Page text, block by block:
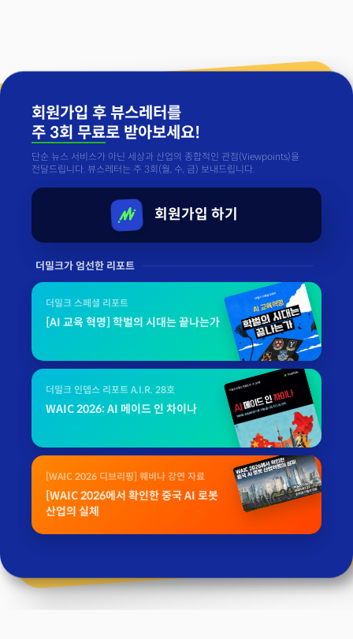
회원가입 후 뷰스레터를
주 3회 무료로 받아보세요!
단순 뉴스 서비스가 아닌 세상과 산업의 종합적인 관점(Viewpoints)을
전달드립니다. 뷰스레터는 주 3회(월, 수, 금) 보내드립니다.
회원가입 하기
더밀크가 엄선한 리포트
더밀크 스페셜 리포트
[AI 교육 혁명] 학벌의 시대는 끝나는가
더밀크 인뎁스 리포트 A.I.R. 28호
WAIC 2026: AI 메이드 인 차이나
[WAIC 2026 디브리핑] 웨비나 강연 자료
[WAIC 2026에서 확인한 중국 AI 로봇
산업의 실체